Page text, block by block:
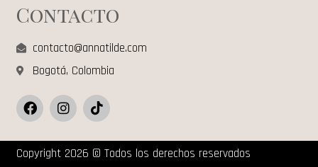
Contacto
contacto@annatilde.com
Bogotá, Colombia
Copyright 2026 © Todos los derechos reservados